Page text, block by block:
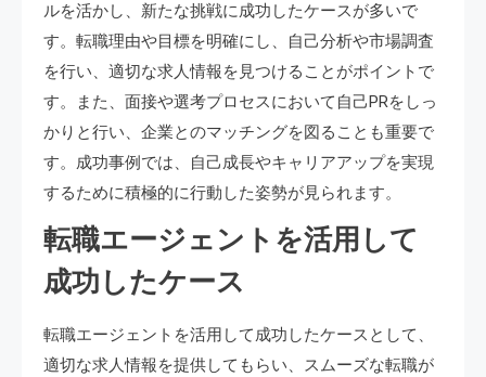
ルを活かし、新たな挑戦に成功したケースが多いで
す。転職理由や目標を明確にし、自己分析や市場調査
を行い、適切な求人情報を見つけることがポイントで
す。また、面接や選考プロセスにおいて自己PRをしっ
かりと行い、企業とのマッチングを図ることも重要で
す。成功事例では、自己成長やキャリアアップを実現
するために積極的に行動した姿勢が見られます。
転職エージェントを活用して
成功したケース
転職エージェントを活用して成功したケースとして、
適切な求人情報を提供してもらい、スムーズな転職が